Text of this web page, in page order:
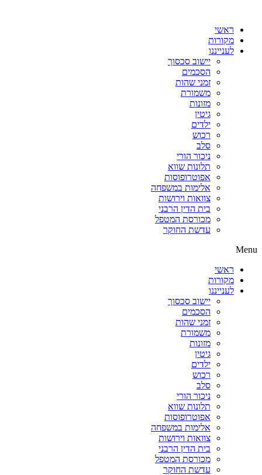
ראשי
מקורות
לענייננו
יישוב סכסוך
הסכמים
זמני שהות
משמורת
מזונות
גיטין
ילדים
רכוש
סלב
ניכור הורי
תלונות שווא
אפוטרופוסות
אלימות במשפחה
צוואות וירושות
בית הדין הרבני
מכורסת המטפל
עדשת החוקר
Menu
ראשי
מקורות
לענייננו
יישוב סכסוך
הסכמים
זמני שהות
משמורת
מזונות
גיטין
ילדים
רכוש
סלב
ניכור הורי
תלונות שווא
אפוטרופוסות
אלימות במשפחה
צוואות וירושות
בית הדין הרבני
מכורסת המטפל
עדשת החוקר